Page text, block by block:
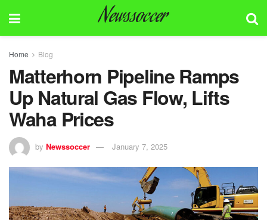
Newssoccer
Home Blog
Matterhorn Pipeline Ramps
Up Natural Gas Flow, Lifts
Waha Prices
by Newssoccer January 7, 2025